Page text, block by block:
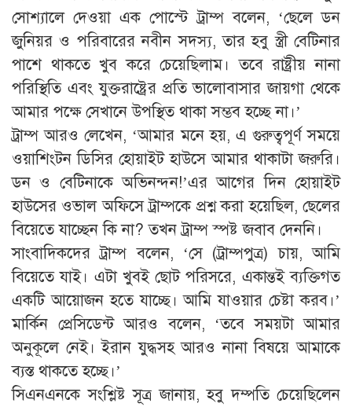
সোশ্যালে দেওয়া এক পোস্টে ট্রাম্প বলেন, ‘ছেলে ডন
জুনিয়র ও পরিবারের নবীন সদস্য, তার হবু স্ত্রী বেটিনার
পাশে থাকতে খুব করে চেয়েছিলাম। তবে রাষ্ট্রীয় নানা
পরিস্থিতি এবং যুক্তরাষ্ট্রের প্রতি ভালোবাসার জায়গা থেকে
আমার পক্ষে সেখানে উপস্থিত থাকা সম্ভব হচ্ছে না।’
ট্রাম্প আরও লেখেন, ‘আমার মনে হয়, এ গুরুত্বপূর্ণ সময়ে
ওয়াশিংটন ডিসির হোয়াইট হাউসে আমার থাকাটা জরুরি।
ডন ও বেটিনাকে অভিনন্দন!’এর আগের দিন হোয়াইট
হাউসের ওভাল অফিসে ট্রাম্পকে প্রশ্ন করা হয়েছিল, ছেলের
বিয়েতে যাচ্ছেন কি না? তখন ট্রাম্প স্পষ্ট জবাব দেননি।
সাংবাদিকদের ট্রাম্প বলেন, ‘সে (ট্রাম্পপুত্র) চায়, আমি
বিয়েতে যাই। এটা খুবই ছোট পরিসরে, একান্তই ব্যক্তিগত
একটি আয়োজন হতে যাচ্ছে। আমি যাওয়ার চেষ্টা করব।’
মার্কিন প্রেসিডেন্ট আরও বলেন, ‘তবে সময়টা আমার
অনুকূলে নেই। ইরান যুদ্ধসহ আরও নানা বিষয়ে আমাকে
ব্যস্ত থাকতে হচ্ছে।’
সিএনএনকে সংশ্লিষ্ট সূত্র জানায়, হবু দম্পতি চেয়েছিলেন